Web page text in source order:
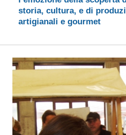
storia, cultura, e di
artigianali e gourmet